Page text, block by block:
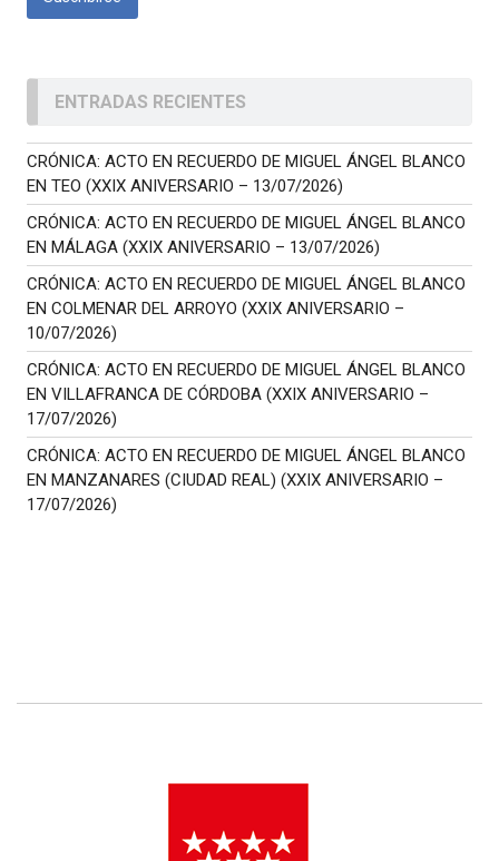
ENTRADAS RECIENTES
CRÓNICA: ACTO EN RECUERDO DE MIGUEL ÁNGEL BLANCO
EN TEO (XXIX ANIVERSARIO – 13/07/2026)
CRÓNICA: ACTO EN RECUERDO DE MIGUEL ÁNGEL BLANCO
EN MÁLAGA (XXIX ANIVERSARIO – 13/07/2026)
CRÓNICA: ACTO EN RECUERDO DE MIGUEL ÁNGEL BLANCO
EN COLMENAR DEL ARROYO (XXIX ANIVERSARIO –
10/07/2026)
CRÓNICA: ACTO EN RECUERDO DE MIGUEL ÁNGEL BLANCO
EN VILLAFRANCA DE CÓRDOBA (XXIX ANIVERSARIO –
17/07/2026)
CRÓNICA: ACTO EN RECUERDO DE MIGUEL ÁNGEL BLANCO
EN MANZANARES (CIUDAD REAL) (XXIX ANIVERSARIO –
17/07/2026)